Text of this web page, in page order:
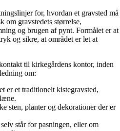
for, hvordan et gravsted må
om gravstedets størrelse,
og brugen af pynt. Formålet er at
og sikre, at området er let at
til kirkegårdens kontor, inden
om:
er et traditionelt kistegravsted,
sten, planter og dekorationer der er
står for pasningen, eller om